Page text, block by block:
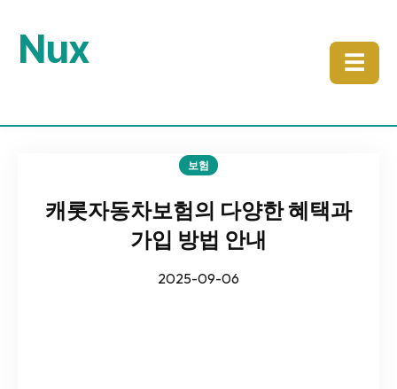
Nux ☰
보험
캐롯자동차보험의 다양한 혜택과
가입 방법 안내
2025-09-06